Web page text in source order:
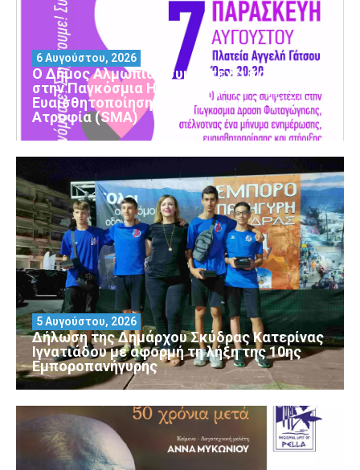
Ο Δήμος Αλμωπίας συμμετέχει και φέτος
στην Παγκόσμια Ημέρα Ενημέρωσης και
Ευαισθητοποίησης για τη Νωτιαία Μυϊκή
Ατροφία (SMA)
6 Αυγούστου, 2026
Δήλωση της Δημάρχου Σκύδρας Κατερίνας
Ιγνατιάδου με αφορμή τη λήξη της 10ης
Εμποροπανήγυρης
5 Αυγούστου, 2026